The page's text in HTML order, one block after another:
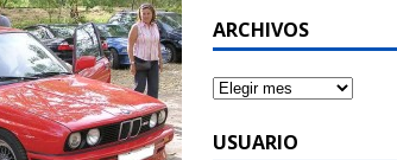
ARCHIVOS
USUARIO